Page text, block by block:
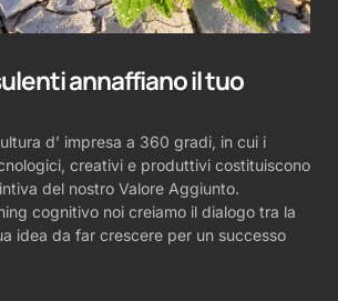
annaffiano il tuo
d’ impresa a 360 gradi, in cui i
creativi e produttivi costituiscono
del nostro Valore Aggiunto.
cognitivo noi creiamo il dialogo tra la
idea da far crescere per un successo